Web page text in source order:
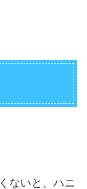
ないと、ハニ